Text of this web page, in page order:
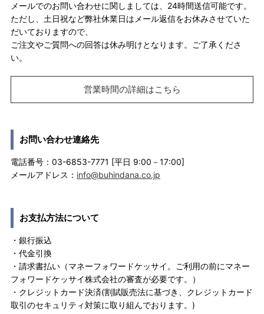
メールでのお問い合わせに関しましては、24時間送信可能です。
ただし、土日祝など弊社休業日はメール返信をお休みさせていた
だいておりますので、
ご注文やご質問への回答は休み明けとなります。ご了承くださ
い。
営業時間の詳細はこちら
お問い合わせ連絡先
電話番号：03-6853-7771 [平日 9:00－17:00]
メールアドレス： info@buhindana.co.jp
お支払方法について
・銀行振込
・代金引換
・請求書払い（マネーフォワードケッサイ。ご利用の前にマネー
フォワードケッサイ株式会社の審査が必要です。）
・クレジットカード決済(割賦販売法に基づき、クレジットカード
取引のセキュリティ対策に取り組んでおります。)